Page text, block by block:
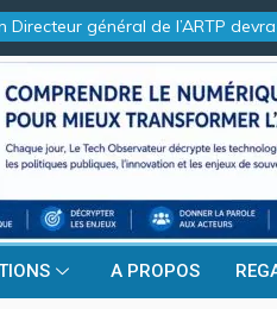
général de l’ARTP devra-t-il
A PROPOS